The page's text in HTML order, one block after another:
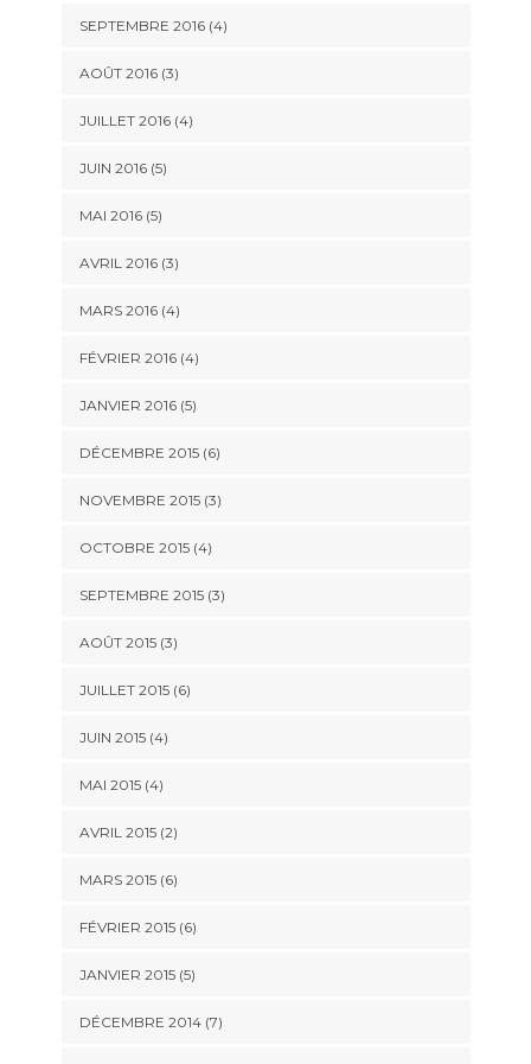
SEPTEMBRE 2016(4)
AOÛT 2016(3)
JUILLET 2016(4)
JUIN 2016(5)
MAI 2016(5)
AVRIL 2016(3)
MARS 2016(4)
FÉVRIER 2016(4)
JANVIER 2016(5)
DÉCEMBRE 2015(6)
NOVEMBRE 2015(3)
OCTOBRE 2015(4)
SEPTEMBRE 2015(3)
AOÛT 2015(3)
JUILLET 2015(6)
JUIN 2015(4)
MAI 2015(4)
AVRIL 2015(2)
MARS 2015(6)
FÉVRIER 2015(6)
JANVIER 2015(5)
DÉCEMBRE 2014(7)